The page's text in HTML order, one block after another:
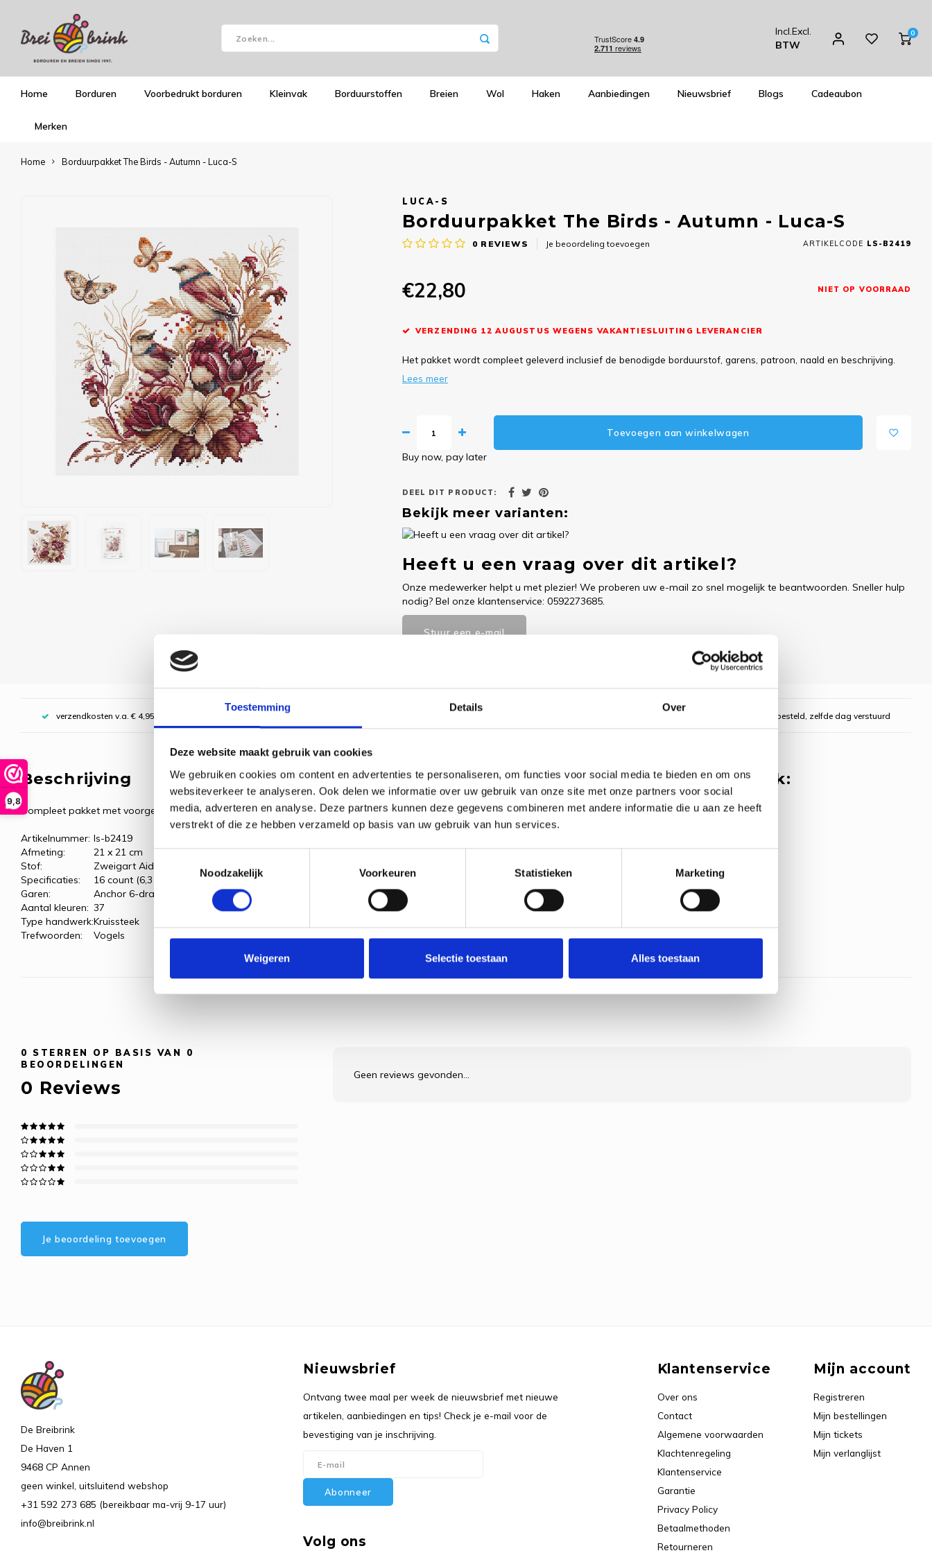
Toestemming Details Over
Deze website maakt gebruik van cookies
We gebruiken cookies om content en advertenties te personaliseren, om functies voor social media te bieden en om ons
websiteverkeer te analyseren. Ook delen we informatie over uw gebruik van onze site met onze partners voor social
media, adverteren en analyse. Deze partners kunnen deze gegevens combineren met andere informatie die u aan ze heeft
verstrekt of die ze hebben verzameld op basis van uw gebruik van hun services.
Noodzakelijk
Voorkeuren Statistieken Marketing
Weigeren Selectie toestaan Alles toestaan
9,8
Incl.Excl.
BTW
0
Home Borduren Voorbedrukt borduren Kleinvak Borduurstoffen Breien Wol Haken Aanbiedingen Nieuwsbrief Blogs Cadeaubon
Merken
Home Borduurpakket The Birds - Autumn - Luca-S
LUCA-S
Borduurpakket The Birds - Autumn - Luca-S
0 REVIEWS Je beoordeling toevoegen ARTIKELCODE LS-B2419
€22,80 NIET OP VOORRAAD
VERZENDING 12 AUGUSTUS WEGENS VAKANTIESLUITING LEVERANCIER
Het pakket wordt compleet geleverd inclusief de benodigde borduurstof, garens, patroon, naald en beschrijving.
Lees meer
Toevoegen aan winkelwagen
Buy now, pay later
DEEL DIT PRODUCT:
Bekijk meer varianten:
Heeft u een vraag over dit artikel?
Onze medewerker helpt u met plezier! We proberen uw e-mail zo snel mogelijk te beantwoorden. Sneller hulp
nodig? Bel onze klantenservice: 0592273685.
Stuur een e-mail
verzendkosten v.a. € 4,95, boven € 70,00 gratis (NL) Voor 16:00 uur besteld, zelfde dag verstuurd
Beschrijving
Compleet pakket met voorgesorteerde borduurgarens.
Artikelnummer: ls-b2419
Afmeting:
21 x 21 cm
Stof:
Zweigart Aida, wit
Specificaties:
16 count (6,3 kr/cm)
Garen:
Anchor 6-draads borduurgaren
Aantal kleuren: 37
Type handwerk:Kruissteek
Trefwoorden:
Vogels
Dit vind je misschien ook leuk:
Borduurpakket The
0 STERREN OP BASIS VAN 0
BEOORDELINGEN
0 Reviews
Je beoordeling toevoegen
Geen reviews gevonden...
De Breibrink
De Haven 1
9468 CP Annen
geen winkel, uitsluitend webshop
+31 592 273 685 (bereikbaar ma-vrij 9-17 uur)
info@breibrink.nl
Nieuwsbrief
Ontvang twee maal per week de nieuwsbrief met nieuwe
artikelen, aanbiedingen en tips! Check je e-mail voor de
bevestiging van je inschrijving.
Abonneer
Volg ons
Klantenservice
Over ons
Contact
Algemene voorwaarden
Klachtenregeling
Klantenservice
Garantie
Privacy Policy
Betaalmethoden
Retourneren
Mijn account
Registreren
Mijn bestellingen
Mijn tickets
Mijn verlanglijst